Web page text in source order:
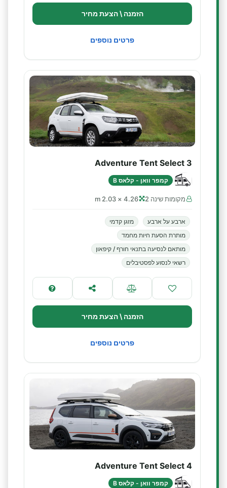
הזמנה \ הצעת מחיר
פרטים נוספים
Adventure Tent Select 3
קמפר וואן - קלאס B
מקומות שינה 2 4.26 × 2.03 m
ארבע על ארבע
מזגן קדמי
מותרת הסעת חיות מחמד
מותאם לנסיעה בתנאי חורף / קיפאון
רשאי לנסוע לפסטיבלים
הזמנה \ הצעת מחיר
פרטים נוספים
Adventure Tent Select 4
קמפר וואן - קלאס B